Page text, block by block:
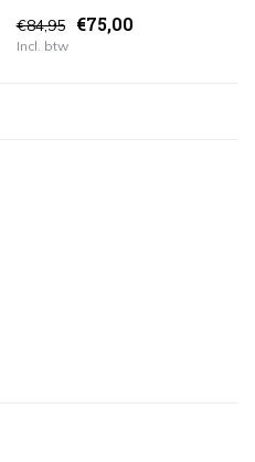
€84,95 €75,00
Incl. btw